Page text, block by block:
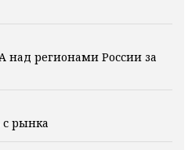
регионами России за
с рынка